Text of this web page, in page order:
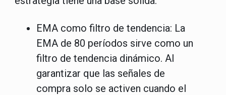
EMA como filtro de tendencia: La
EMA de 80 períodos sirve como un
filtro de tendencia dinámico. Al
garantizar que las señales de
compra solo se activen cuando el